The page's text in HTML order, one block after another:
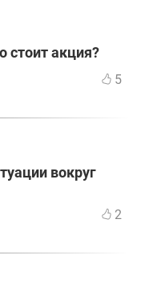
стоит акция?
5
вокруг
2